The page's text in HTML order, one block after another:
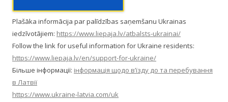
Plašāka informācija par palīdzības saņemšanu Ukrainas
iedzīvotājiem: https://www.liepaja.lv/atbalsts-ukrainai/
Follow the link for useful information for Ukraine residents:
https://www.liepaja.lv/en/support-for-ukraine/
Більше інформації: інформація щодо в’їзду до та перебування
в Латвії
https://www.ukraine-latvia.com/uk